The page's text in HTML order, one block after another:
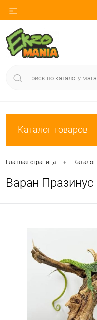
Каталог товаров
Главная страница •
Варан Празинус